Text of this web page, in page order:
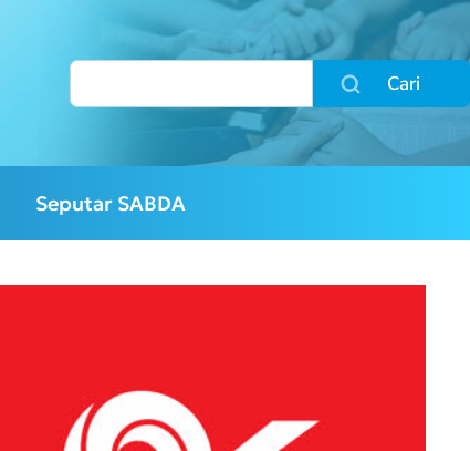
Seputar SABDA